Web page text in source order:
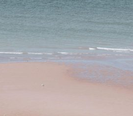
0 mm
11 janvier 2023